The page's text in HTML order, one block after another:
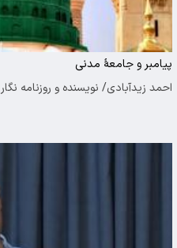
پیامبر و جامعۀ مدنی
احمد زیدآبادی/ نویسنده و روزنامه نگار